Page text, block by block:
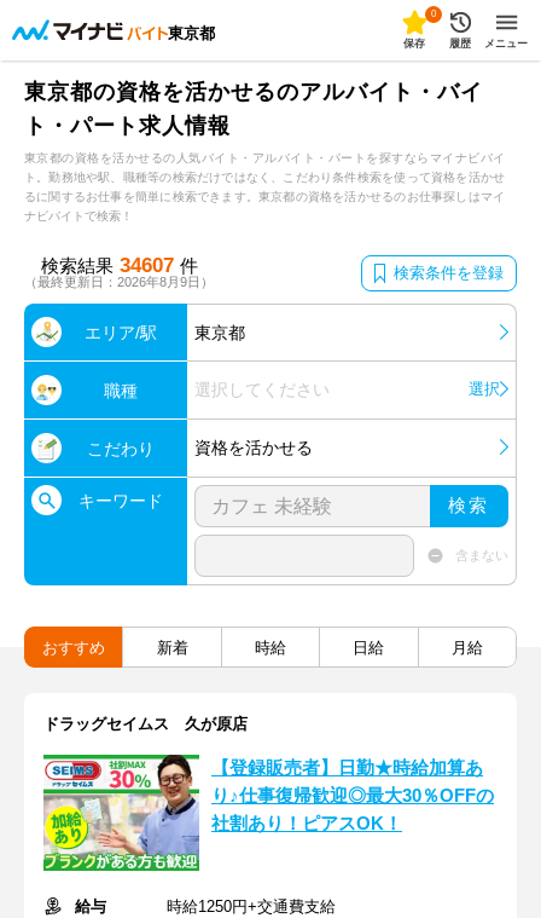
東京都
0
保存 履歴 メニュー
東京都の資格を活かせるのアルバイト・バイ
ト・パート求人情報
東京都の資格を活かせるの人気バイト・アルバイト・パートを探すならマイナビバイ
ト。勤務地や駅、職種等の検索だけではなく、こだわり条件検索を使って資格を活かせ
るに関するお仕事を簡単に検索できます。東京都の資格を活かせるのお仕事探しはマイ
ナビバイトで検索！
検索結果 34607 件
（最終更新日：2026年8月9日） 検索条件を登録
エリア/駅 東京都
職種 選択してください 選択
こだわり 資格を活かせる
キーワード 検索
含まない
おすすめ 新着 時給 日給 月給
ドラッグセイムス 久が原店
【登録販売者】日勤★時給加算あ
り♪仕事復帰歓迎◎最大30％OFFの
社割あり！ピアスOK！
給与
時給1250円+交通費支給